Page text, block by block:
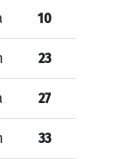
10
23
27
33